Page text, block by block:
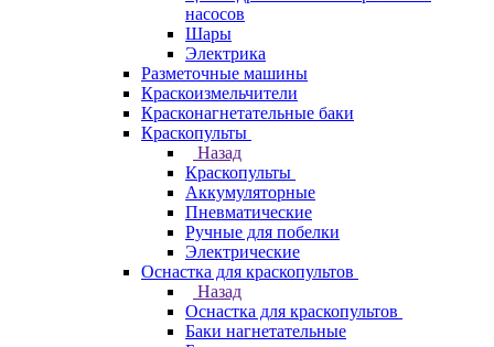
насосов
Шары
Электрика
Разметочные машины
Краскоизмельчители
Красконагнетательные баки
Краскопульты
Назад
Краскопульты
Аккумуляторные
Пневматические
Ручные для побелки
Электрические
Оснастка для краскопультов
Назад
Оснастка для краскопультов
Баки нагнетательные